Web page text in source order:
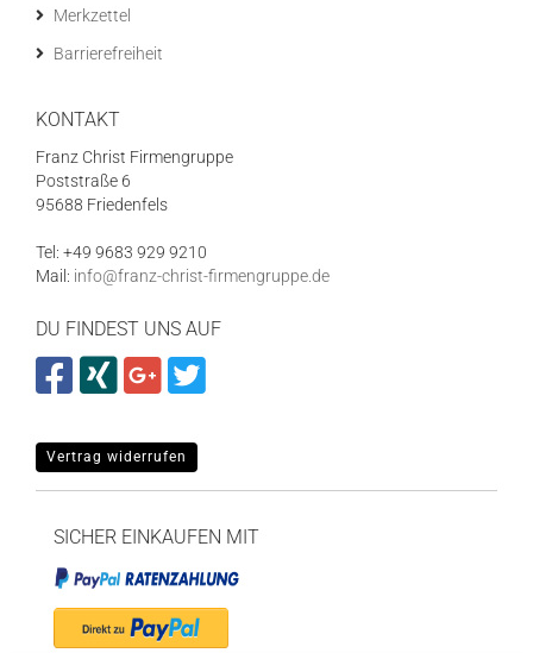
Merkzettel
Barrierefreiheit
KONTAKT
Franz Christ Firmengruppe
Poststraße 6
95688 Friedenfels
Tel: +49 9683 929 9210
Mail: info@franz-christ-firmengruppe.de
DU FINDEST UNS AUF
Vertrag widerrufen
SICHER EINKAUFEN MIT